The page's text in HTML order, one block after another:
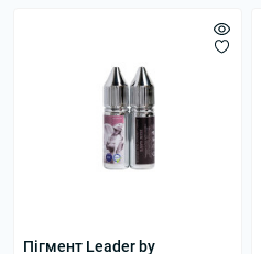
Пігмент Leader by